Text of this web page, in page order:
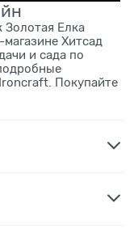
Елка
Хитсад
и сада по
Покупайте